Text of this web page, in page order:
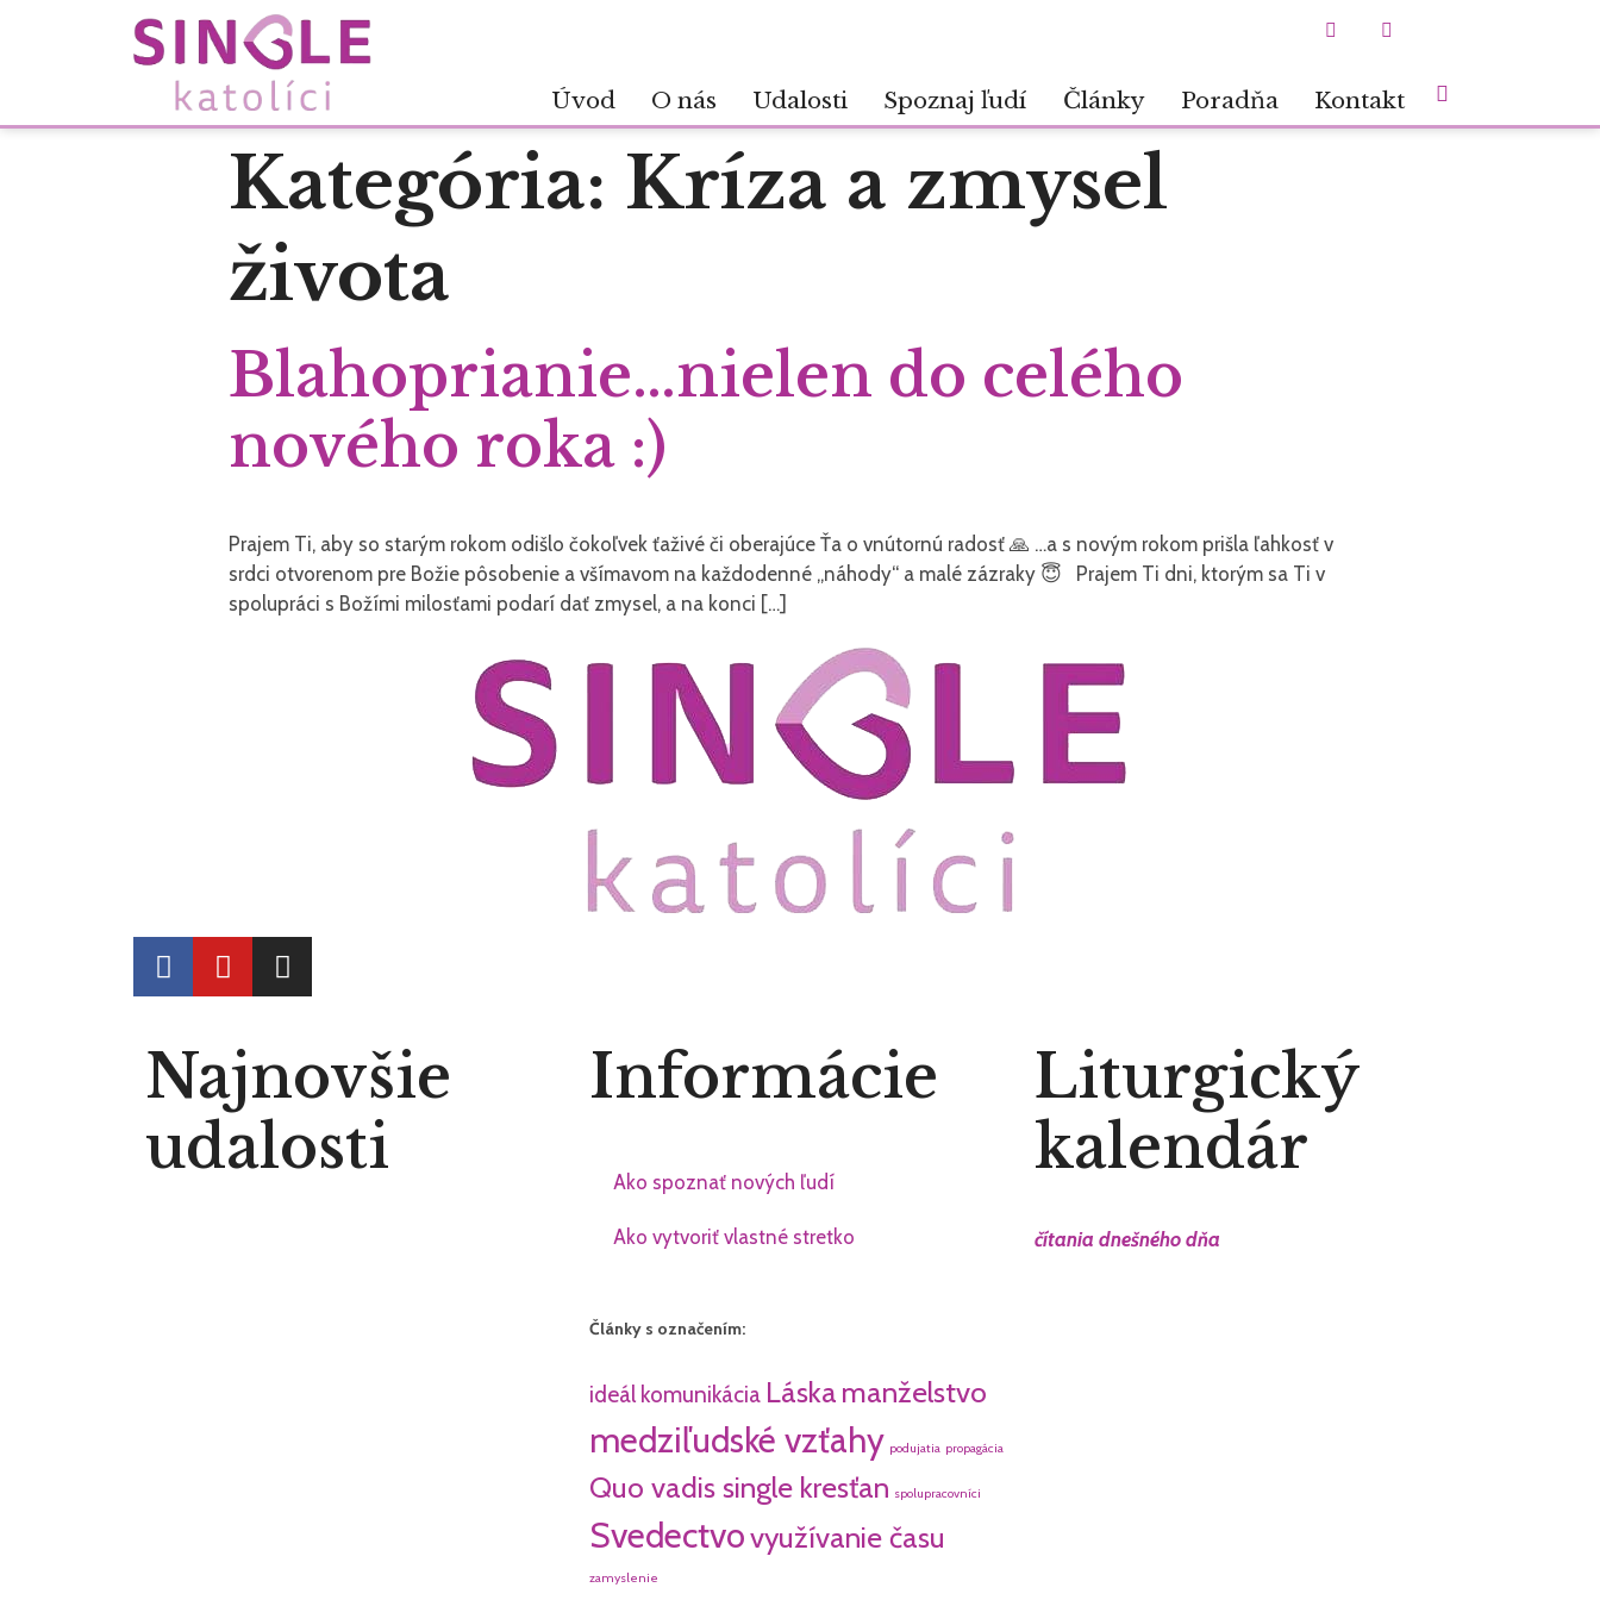
Úvod O nás Udalosti Spoznaj ľudí Články Poradňa Kontakt
Kategória: Kríza a zmysel
života
Blahoprianie…nielen do celého
nového roka :)
Prajem Ti, aby so starým rokom odišlo čokoľvek ťaživé či oberajúce Ťa o vnútornú radosť 🙏 …a s novým rokom prišla ľahkosť v
srdci otvorenom pre Božie pôsobenie a všímavom na každodenné „náhody“ a malé zázraky 😇 Prajem Ti dni, ktorým sa Ti v
spolupráci s Božími milosťami podarí dať zmysel, a na konci […]
Najnovšie
udalosti
Informácie
Ako spoznať nových ľudí
Ako vytvoriť vlastné stretko
Články s označením:
ideál komunikácia Láska manželstvo
medziľudské vzťahy podujatia propagácia
Quo vadis single kresťan spolupracovníci
Svedectvovyužívanie času
zamyslenie
Liturgický
kalendár
čítania dnešného dňa